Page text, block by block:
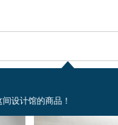
设计馆的商品！